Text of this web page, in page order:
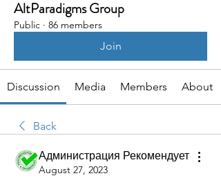
AltParadigms Group
Public · 86 members
Join
Discussion Media Members About
Back
Администрация Рекомендует
August 27, 2023